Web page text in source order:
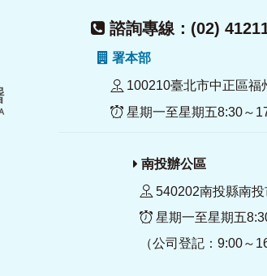
諮詢專線：(02)
署本部
100210臺北市中正區福
星期一至星期五8:30～
南投辦公區
540202南投縣南
星期一至星期五
（公司登記：9:00～